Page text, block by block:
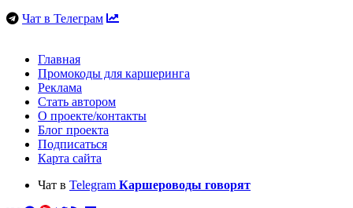
Чат в Телеграм
Главная
Промокоды для каршеринга
Реклама
Стать автором
О проекте/контакты
Блог проекта
Подписаться
Карта сайта
Чат в Telegram Каршероводы говорят